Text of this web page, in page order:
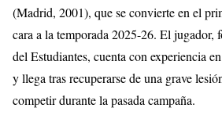
(Madrid, 2001), que se convierte en el
cara a la temporada 2025-26. El jugador,
del Estudiantes, cuenta con experiencia
y llega tras recuperarse de una grave
competir durante la pasada campaña.